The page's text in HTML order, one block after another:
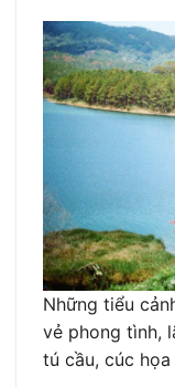
Những tiểu
vẻ phong tình,
tú cầu, cúc